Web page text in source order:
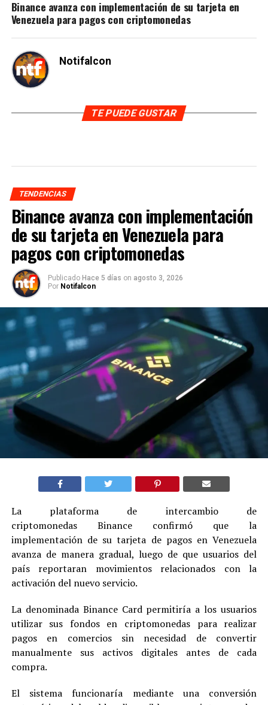
Binance avanza con implementación de su tarjeta en
Venezuela para pagos con criptomonedas
Notifalcon
TE PUEDE GUSTAR
TENDENCIAS
Binance avanza con implementación
de su tarjeta en Venezuela para
pagos con criptomonedas
Publicado Hace 5 días on agosto 3, 2026
Por Notifalcon
La plataforma de intercambio de
criptomonedas Binance confirmó que la
implementación de su tarjeta de pagos en Venezuela
avanza de manera gradual, luego de que usuarios del
país reportaran movimientos relacionados con la
activación del nuevo servicio.
La denominada Binance Card permitiría a los usuarios
utilizar sus fondos en criptomonedas para realizar
pagos en comercios sin necesidad de convertir
manualmente sus activos digitales antes de cada
compra.
El sistema funcionaría mediante una conversión